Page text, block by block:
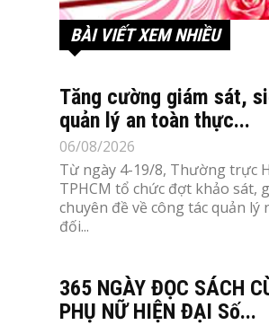
BÀI VIẾT XEM NHIỀU
Tăng cường giám sát,
quản lý an toàn thực...
06/08/2026
Từ ngày 4-19/8, Thường trực
TPHCM tổ chức đợt khảo sát,
chuyên đề về công tác quản lý
đối...
365 NGÀY ĐỌC SÁCH
PHỤ NỮ HIỆN ĐẠI Số...